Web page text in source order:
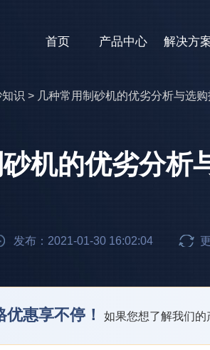
首页 产品中心 解决方
识 > 几种常用制砂机的优劣分析与选购
机的优劣分析
发布：2021-01-30 16:02:04
惠享不停！ 如果您想了解我们